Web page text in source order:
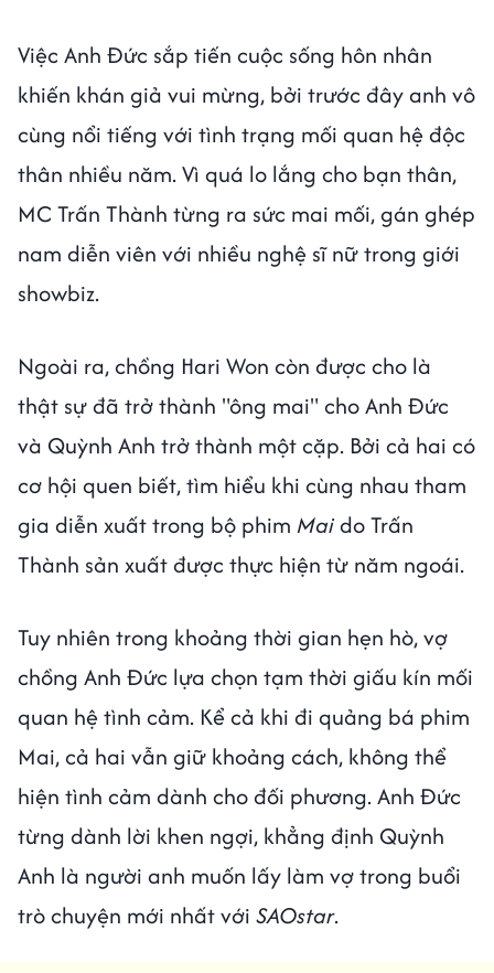
Việc Anh Đức sắp tiến cuộc sống hôn nhân
khiến khán giả vui mừng, bởi trước đây anh vô
cùng nổi tiếng với tình trạng mối quan hệ độc
thân nhiều năm. Vì quá lo lắng cho bạn thân,
MC Trấn Thành từng ra sức mai mối, gán ghép
nam diễn viên với nhiều nghệ sĩ nữ trong giới
showbiz.
Ngoài ra, chồng Hari Won còn được cho là
thật sự đã trở thành "ông mai" cho Anh Đức
và Quỳnh Anh trở thành một cặp. Bởi cả hai có
cơ hội quen biết, tìm hiểu khi cùng nhau tham
gia diễn xuất trong bộ phim Maido Trấn
Thành sản xuất được thực hiện từ năm ngoái.
Tuy nhiên trong khoảng thời gian hẹn hò, vợ
chồng Anh Đức lựa chọn tạm thời giấu kín mối
quan hệ tình cảm. Kể cả khi đi quảng bá phim
Mai, cả hai vẫn giữ khoảng cách, không thể
hiện tình cảm dành cho đối phương. Anh Đức
từng dành lời khen ngợi, khẳng định Quỳnh
Anh là người anh muốn lấy làm vợ trong buổi
trò chuyện mới nhất với SAOstar.